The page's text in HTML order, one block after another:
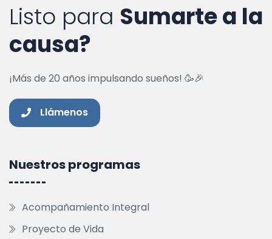
Listo para Sumarte a la
causa?
¡Más de 20 años impulsando sueños! 🥳🎉
Llámenos
Nuestros programas
Acompañamiento Integral
Proyecto de Vida